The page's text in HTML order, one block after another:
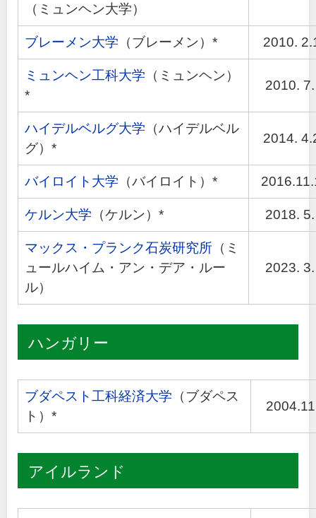
（ミュンヘン大学）
ブレーメン大学 （ブレーメン）* 2010.
ミュンヘン工科大学 （ミュンヘン）
*
2010.
ハイデルベルグ大学 （ハイデルベル
グ）*
2014.
バイロイト大学 （バイロイト）*
ケルン大学 （ケルン）* 2018.
マックス・プランク石炭研究所 （ミ
ュールハイム・アン・デア・ルー
ル）
2023.
ハンガリー
ブダペスト工科経済大学 （ブダペス
ト）*
アイルランド